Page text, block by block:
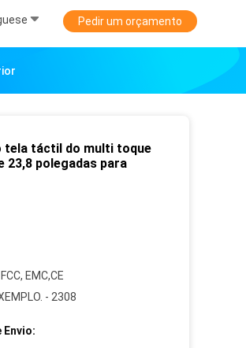
Pedir um orçamento
tela táctil do multi toque
23,8 polegadas para
EMC,CE
- 2308
Envio: